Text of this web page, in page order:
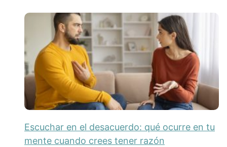
Escuchar en el desacuerdo: qué ocurre en tu
mente cuando crees tener razón